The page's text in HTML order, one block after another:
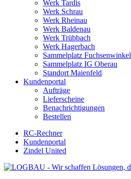
Werk Tardis
Werk Schrau
Werk Rheinau
Werk Baldenau
Werk Trübbach
Werk Hagerbach
Sammelplatz Fuchsenwinkel
Sammelplatz IG Oberau
Standort Maienfeld
Kundenportal
Aufträge
Lieferscheine
Benachrichtigungen
Bestellen
RC-Rechner
Kundenportal
Zindel United